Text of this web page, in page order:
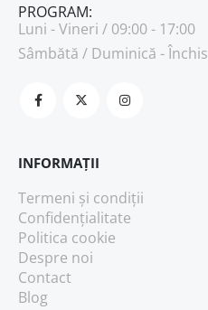
PROGRAM:
Luni - Vineri / 09:00 - 17:00
Sâmbătă / Duminică - Închis
INFORMAȚII
Termeni și condiții
Confidențialitate
Politica cookie
Despre noi
Contact
Blog